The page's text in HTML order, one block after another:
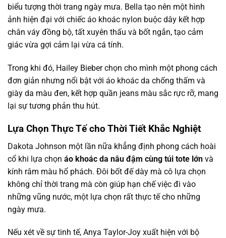
biểu tượng thời trang ngày mưa. Bella tạo nên một hình
ảnh hiện đại với chiếc áo khoác nylon buộc dây kết hợp
chân váy đồng bộ, tất xuyên thấu và bốt ngắn, tạo cảm
giác vừa gợi cảm lại vừa cá tính.
Trong khi đó, Hailey Bieber chọn cho mình một phong cách
đơn giản nhưng nổi bật với áo khoác da chống thấm và
giày da màu đen, kết hợp quần jeans màu sắc rực rỡ, mang
lại sự tương phản thu hút.
Lựa Chọn Thực Tế cho Thời Tiết Khắc Nghiệt
Dakota Johnson một lần nữa khẳng định phong cách hoài
cổ khi lựa chọn áo khoác da nâu đậm cùng túi tote lớn và
kính râm màu hổ phách. Đôi bốt đế dày mà cô lựa chọn
không chỉ thời trang mà còn giúp hạn chế việc đi vào
những vũng nước, một lựa chọn rất thực tế cho những
ngày mưa.
Nếu xét về sự tinh tế, Anya Taylor-Joy xuất hiện với bộ